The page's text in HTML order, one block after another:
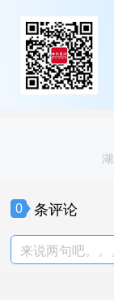
0 条评论
来说两句吧。。。